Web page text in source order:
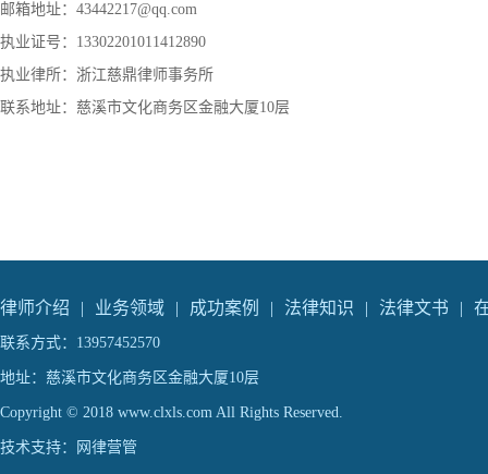
邮箱地址：43442217@qq.com
执业证号：13302201011412890
执业律所：浙江慈鼎律师事务所
联系地址：慈溪市文化商务区金融大厦10层
律师介绍 | 业务领域 | 成功案例 | 法律知识 | 法律文书 |
联系方式：13957452570
地址：慈溪市文化商务区金融大厦10层
Copyright © 2018 www.clxls.com All Rights Reserved.
技术支持： 网律营管